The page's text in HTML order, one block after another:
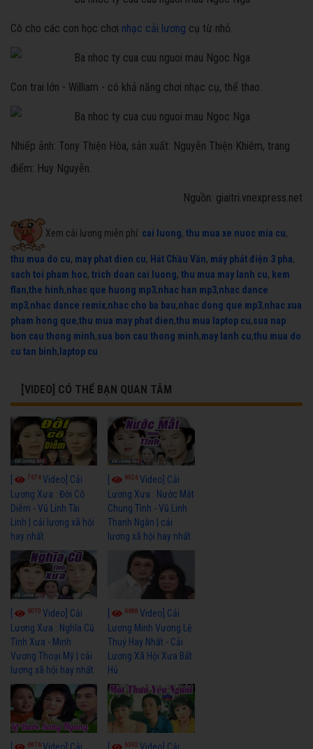
Cô cho các con học chơi nhạc cải lương cụ từ nhỏ.
Con trai lớn - William - có khả năng chơi nhạc cụ, thể thao.
Nhiếp ảnh: Tony Thiện Hòa, sản xuất: Nguyễn Thiện Khiêm, trang
điểm: Huy Nguyễn.
Nguồn: giaitri.vnexpress.net
Xem cải lương miễn phí: cai luong, thu mua xe nuoc mia cu,
thu mua do cu, may phat dien cu, Hát Chầu Văn, máy phát điện 3 pha,
sach toi pham hoc, trich doan cai luong, thu mua may lanh cu, kem
flan,the hinh,nhac que huong mp3,nhac han mp3,nhac dance
mp3,nhac dance remix,nhac cho ba bau,nhac dong que mp3,nhac xua
pham hong que,thu mua may phat dien,thu mua laptop cu,sua nap
bon cau thong minh,sua bon cau thong minh,may lanh cu,thu mua do
cu tan binh, laptop cu
[VIDEO] CÓ THỂ BẠN QUAN TÂM
7674Video] Cải
Lương Xưa : Đời Cô
Diễm - Vũ Linh Tài
Linh | cải lương xã hội
hay nhất
6926Video] Cải
Lương Xưa : Nước Mắt
Chung Tình - Vũ Linh
Thanh Ngân | cải
lương xã hội hay nhất
6070 Video] Cải
Lương Xưa : Nghĩa Cũ
Tình Xưa - Minh
Vương Thoại Mỹ | cải
lương xã hội hay nhất
6688Video] Cải
Lương Minh Vương Lệ
Thuỷ Hay Nhất - Cải
Lương Xã Hội Xưa Bất
Hủ
6976 6392